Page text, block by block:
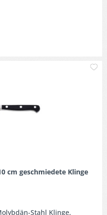
cm geschmiedete Klinge
Stahl Klinge,